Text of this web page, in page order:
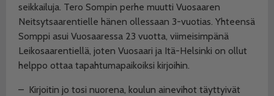
seikkailuja. Tero Sompin perhe muutti Vuosaaren
Neitsytsaarentielle hänen ollessaan 3-vuotias. Yhteensä
Somppi asui Vuosaaressa 23 vuotta, viimeisimpänä
Leikosaarentiellä, joten Vuosaari ja Itä-Helsinki on ollut
helppo ottaa tapahtumapaikoiksi kirjoihin.
– Kirjoitin jo tosi nuorena, koulun ainevihot täyttyivät